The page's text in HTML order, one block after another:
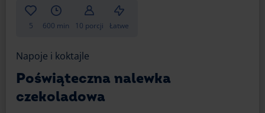
czekolady. Jeśli nie chcemy całych owoców możemy
postawić na mus lub dżem, który wzbogaci smak
że całość będzie nieco mniej słodka, a jednocześnie
pełna smaku prosto z sezonowych owoców.
5 600 min 10 porcji Łatwe
Napoje i koktajle
Poświąteczna nalewka
czekoladowa